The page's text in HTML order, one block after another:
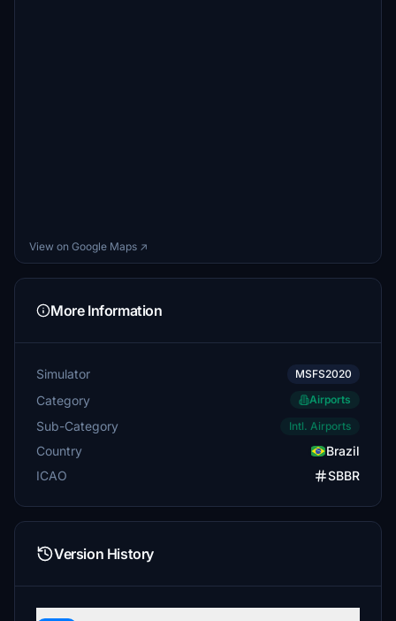
View on Google Maps ↗
More Information
Simulator MSFS2020
Category Airports
Sub-Category Intl. Airports
Country
Brazil
ICAO
SBBR
Version History